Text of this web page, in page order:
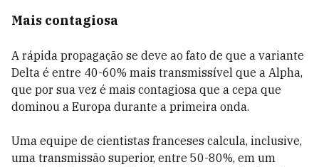
Mais contagiosa
A rápida propagação se deve ao fato de que a variante
Delta é entre 40-60% mais transmissível que a Alpha,
que por sua vez é mais contagiosa que a cepa que
dominou a Europa durante a primeira onda.
Uma equipe de cientistas franceses calcula, inclusive,
uma transmissão superior, entre 50-80%, em um